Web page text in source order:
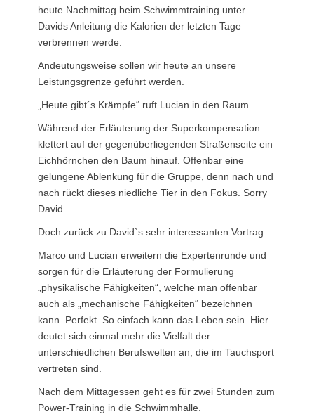
heute Nachmittag beim Schwimmtraining unter
Davids Anleitung die Kalorien der letzten Tage
verbrennen werde.
Andeutungsweise sollen wir heute an unsere
Leistungsgrenze geführt werden.
„Heute gibt´s Krämpfe“ ruft Lucian in den Raum.
Während der Erläuterung der Superkompensation
klettert auf der gegenüberliegenden Straßenseite ein
Eichhörnchen den Baum hinauf. Offenbar eine
gelungene Ablenkung für die Gruppe, denn nach und
nach rückt dieses niedliche Tier in den Fokus. Sorry
David.
Doch zurück zu David`s sehr interessanten Vortrag.
Marco und Lucian erweitern die Expertenrunde und
sorgen für die Erläuterung der Formulierung
„physikalische Fähigkeiten“, welche man offenbar
auch als „mechanische Fähigkeiten“ bezeichnen
kann. Perfekt. So einfach kann das Leben sein. Hier
deutet sich einmal mehr die Vielfalt der
unterschiedlichen Berufswelten an, die im Tauchsport
vertreten sind.
Nach dem Mittagessen geht es für zwei Stunden zum
Power-Training in die Schwimmhalle.